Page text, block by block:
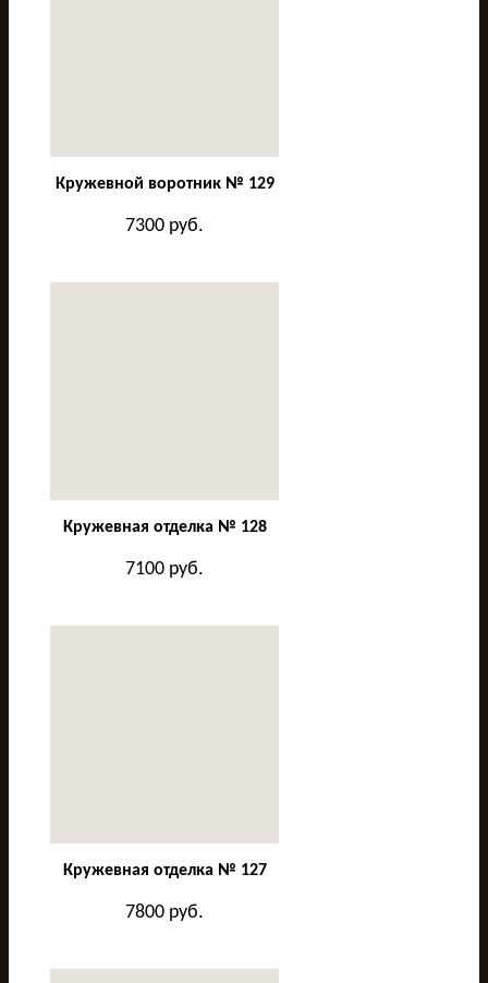
Кружевной воротник № 129
7300 руб.
Кружевная отделка № 128
7100 руб.
Кружевная отделка № 127
7800 руб.